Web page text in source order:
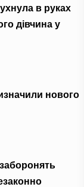
в руках
дівчина у
нового